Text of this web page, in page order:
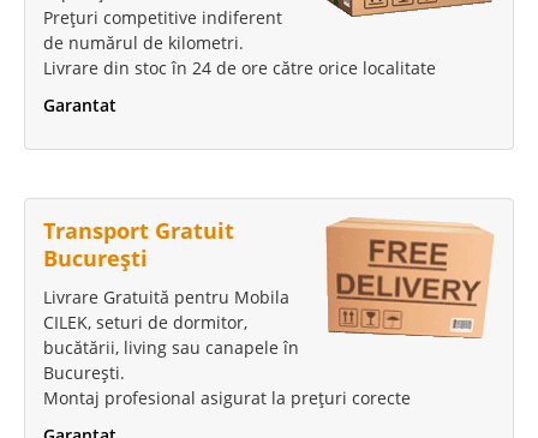
Prețuri competitive indiferent
de numărul de kilometri.
Livrare din stoc în 24 de ore către orice localitate
Garantat
Transport Gratuit
București
Livrare Gratuită pentru Mobila
CILEK, seturi de dormitor,
bucătării, living sau canapele în
București.
Montaj profesional asigurat la prețuri corecte